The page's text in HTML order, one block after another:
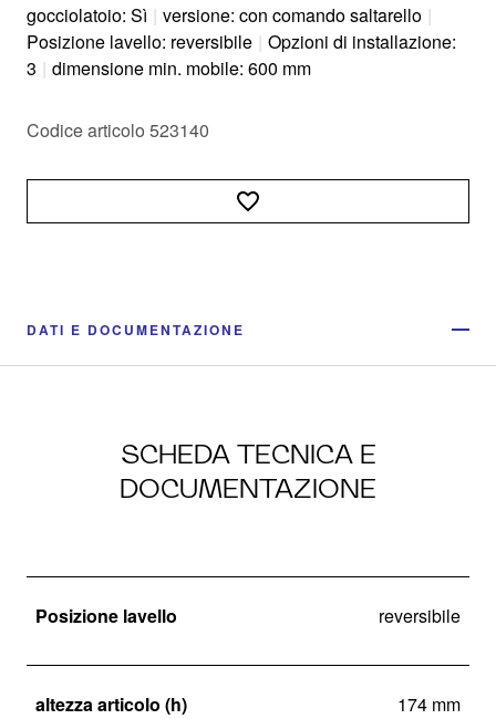
gocciolatoio: Sì | versione: con comando saltarello |
Posizione lavello: reversibile | Opzioni di installazione:
3 | dimensione min. mobile: 600 mm
Codice articolo 523140
DATI E DOCUMENTAZIONE
SCHEDA TECNICA E
DOCUMENTAZIONE
Posizione lavello reversibile
altezza articolo (h) 174 mm